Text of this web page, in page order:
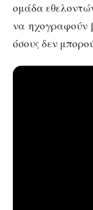
ομάδα
να ηχογραφούν
όσους δεν